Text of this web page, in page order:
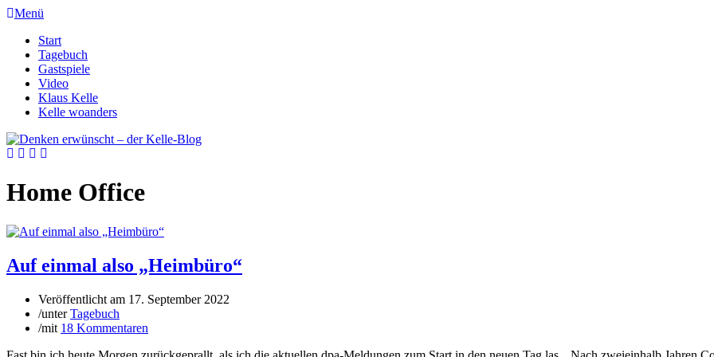
Menü
Start
Tagebuch
Gastspiele
Video
Klaus Kelle
Kelle woanders
Home Office
Auf einmal also „Heimbüro“
Veröffentlicht am 17. September 2022
/unterTagebuch
/mit 18 Kommentaren